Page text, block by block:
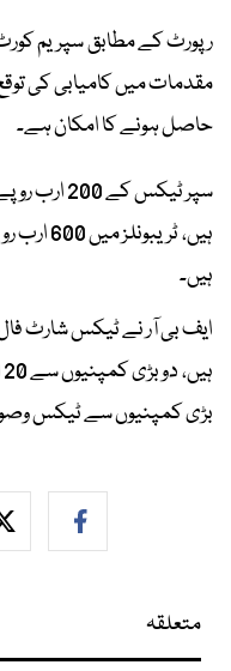
رپورٹ کے مطابق سپریم کورٹ
حاصل ہونے کا امکان ہے۔
سپر ٹیکس
ہیں،
ہیں۔
ایف بی آر نے ٹیکس شارٹ
بڑی کمپنیوں سے ٹیکس
متعلقہ